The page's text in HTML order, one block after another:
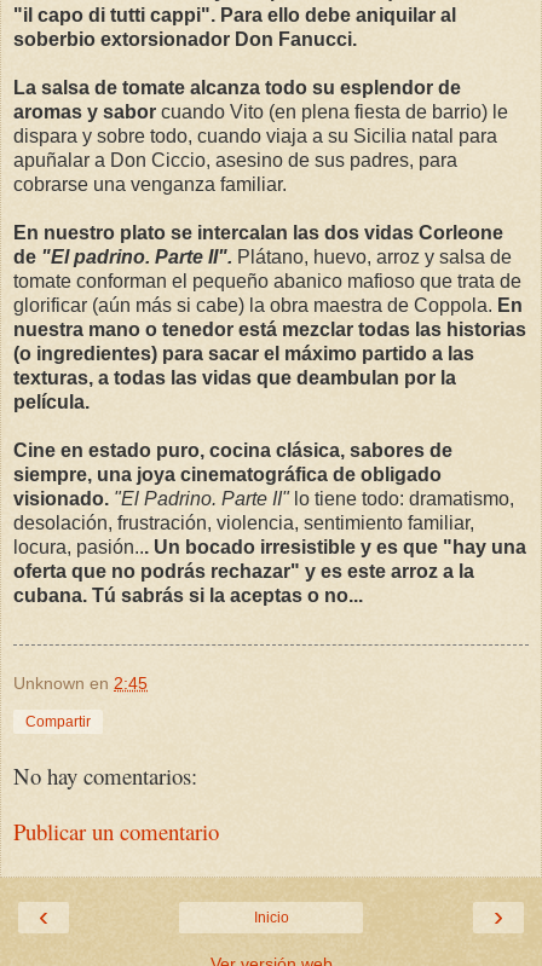
"il capo di tutti cappi". Para ello debe aniquilar al
soberbio extorsionador Don Fanucci.
La salsa de tomate alcanza todo su esplendor de
aromas y sabor cuando Vito (en plena fiesta de barrio) le
dispara y sobre todo, cuando viaja a su Sicilia natal para
apuñalar a Don Ciccio, asesino de sus padres, para
cobrarse una venganza familiar.
En nuestro plato se intercalan las dos vidas Corleone
de "El padrino. Parte II". Plátano, huevo, arroz y salsa de
tomate conforman el pequeño abanico mafioso que trata de
glorificar (aún más si cabe) la obra maestra de Coppola. En
nuestra mano o tenedor está mezclar todas las historias
(o ingredientes) para sacar el máximo partido a las
texturas, a todas las vidas que deambulan por la
película.
Cine en estado puro, cocina clásica, sabores de
siempre, una joya cinematográfica de obligado
visionado. "El Padrino. Parte II"lo tiene todo: dramatismo,
desolación, frustración, violencia, sentimiento familiar,
locura, pasión... Un bocado irresistible y es que "hay una
oferta que no podrás rechazar" y es este arroz a la
cubana. Tú sabrás si la aceptas o no...
Unknown en 2:45
Compartir
No hay comentarios:
Publicar un comentario
‹ ›
Inicio